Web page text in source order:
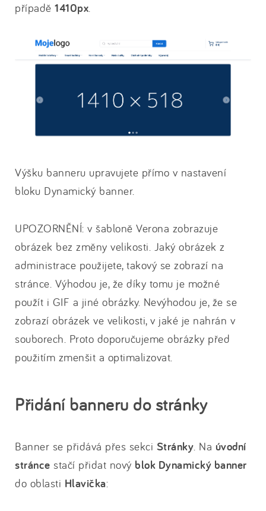
případě 1410px.
Výšku banneru upravujete přímo v nastavení
bloku Dynamický banner.
UPOZORNĚNÍ: v šabloně Verona zobrazuje
obrázek bez změny velikosti. Jaký obrázek z
administrace použijete, takový se zobrazí na
stránce. Výhodou je, že díky tomu je možné
použít i GIF a jiné obrázky. Nevýhodou je, že se
zobrazí obrázek ve velikosti, v jaké je nahrán v
souborech. Proto doporučujeme obrázky před
použitím zmenšit a optimalizovat.
Přidání banneru do stránky
Banner se přidává přes sekci Stránky. Na úvodní
stránce stačí přidat nový blok Dynamický banner
do oblasti Hlavička: